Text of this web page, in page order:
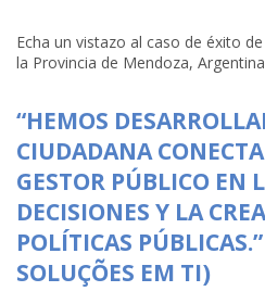
Echa un vistazo al caso de éxito
la Provincia de Mendoza,
“HEMOS
CIUDADANA
GESTOR PÚBLICO EN
DECISIONES Y LA
POLÍTICAS
SOLUÇÕES EM TI)